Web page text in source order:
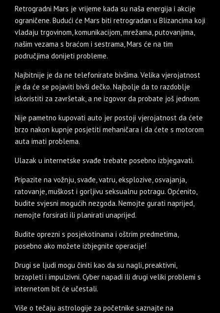
Retrogradni Mars je vrijeme kada su naša energija i akcije
ograničene. Budući će Mars biti retrogradan u Blizancima koji
vladaju trgovinom, komunikacijom, mrežama, putovanjima,
našim vezama s braćom i sestrama, Mars će na tim
područjima donijeti probleme.
Najbitnije je da ne telefonirate bivšima. Velika vjerojatnost
je da će se pojaviti bivši dečko. Najbolje da to razdoblje
iskoristiti za završetak, a ne izgovor da probate još jednom.
Nije pametno kupovati auto jer postoji vjerojatnost da ćete
brzo nakon kupnje posjetiti mehaničara i da ćete s motorom
auta imati problema.
Ulazak u internetske svađe trebate posebno izbjegavati.
Pripazite na vožnju, svađe, vatru, eksplozive, osvajanja,
ratovanje, muškost i gorljivu seksualnu potragu. Općenito,
budite svjesni mogućih nezgoda. Nemojte gurati naprijed,
nemojte forsirati ili planirati unaprijed.
Budite oprezni s posjekotinama i oštrim predmetima,
posebno ako možete izbjegnite operacije!
Drugi se ljudi mogu činiti kao da su nagli, preaktivni,
brzopleti i impulzivni. Cyber napadi ili drugi veliki problemi s
internetom bit će učestali.
Više o tečaju astrologije za početnike saznajte na